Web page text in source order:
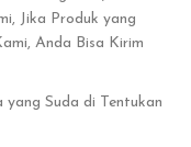
Jika Produk yang
Anda Bisa Kirim
yang Suda di Tentukan